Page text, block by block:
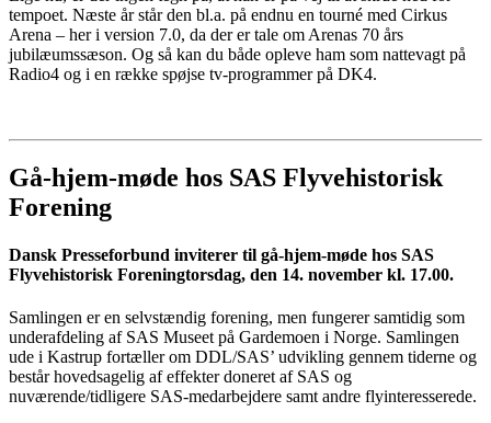
tempoet. Næste år står den bl.a. på endnu en tourné med Cirkus
Arena – her i version 7.0, da der er tale om Arenas 70 års
jubilæumssæson. Og så kan du både opleve ham som nattevagt på
Radio4 og i en række spøjse tv-programmer på DK4.
Gå-hjem-møde hos SAS Flyvehistorisk
Forening
Dansk Presseforbund inviterer til gå-hjem-møde hos SAS
Flyvehistorisk Foreningtorsdag, den 14. november kl. 17.00.
Samlingen er en selvstændig forening, men fungerer samtidig som
underafdeling af SAS Museet på Gardemoen i Norge. Samlingen
ude i Kastrup fortæller om DDL/SAS’ udvikling gennem tiderne og
består hovedsagelig af effekter doneret af SAS og
nuværende/tidligere SAS-medarbejdere samt andre flyinteresserede.